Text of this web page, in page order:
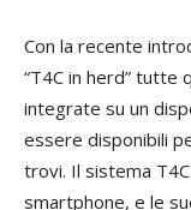
Con la recente
“T4C in herd” tutte
integrate su un
essere disponibili
trovi. Il sistema
smartphone, e le